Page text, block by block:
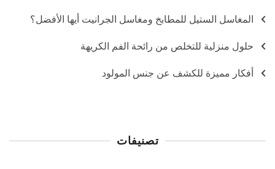
المغاسل الستيل للمطابخ ومغاسل الجرانيت أيها الأفضل؟
حلول منزلية للتخلص من رائحة الفم الكريهة
أفكار مميزة للكشف عن جنس المولود
تصنيفات